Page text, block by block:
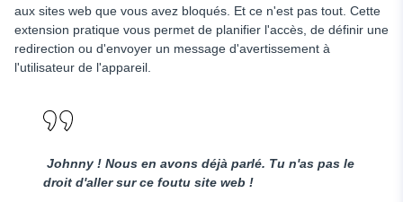
aux sites web que vous avez bloqués. Et ce n'est pas tout. Cette
extension pratique vous permet de planifier l'accès, de définir une
redirection ou d'envoyer un message d'avertissement à
l'utilisateur de l'appareil.
Johnny ! Nous en avons déjà parlé. Tu n'as pas le
droit d'aller sur ce foutu site web !